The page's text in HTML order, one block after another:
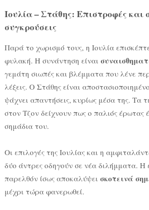
Ιουλία – Στάθης: Επιστροφές και
συγκρούσεις
Παρά το χωρισμό τους, η Ιουλία
φυλακή. Η συνάντηση είναι
γεμάτη σιωπές και βλέμματα που λένε
λέξεις. Ο Στάθης είναι
ψάχνει απαντήσεις, κυρίως μέσα της. Τα
στον Τζον δείχνουν πως ο παλιός έρωτας
σημάδια του.
Οι επιλογές της Ιουλίας και η
δύο άντρες οδηγούν σε νέα διλήμματα. Η
παρελθόν ίσως αποκαλύψει σκοτεινά
μέχρι τώρα φανερωθεί.